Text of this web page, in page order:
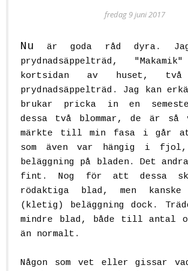
fredag 9 juni 2017
Nu är goda råd dyra.
prydnadsäppelträd,
kortsidan av huset, två
prydnadsäppelträd. Jag kan
brukar pricka in en
dessa två blommar, de är så
märkte till min fasa i går
som även var hängig i fjol,
beläggning på bladen. Det
fint. Nog för att dessa
rödaktiga blad, men
(kletig) beläggning dock.
mindre blad, både till antal
än normalt.
Någon som vet eller gissar